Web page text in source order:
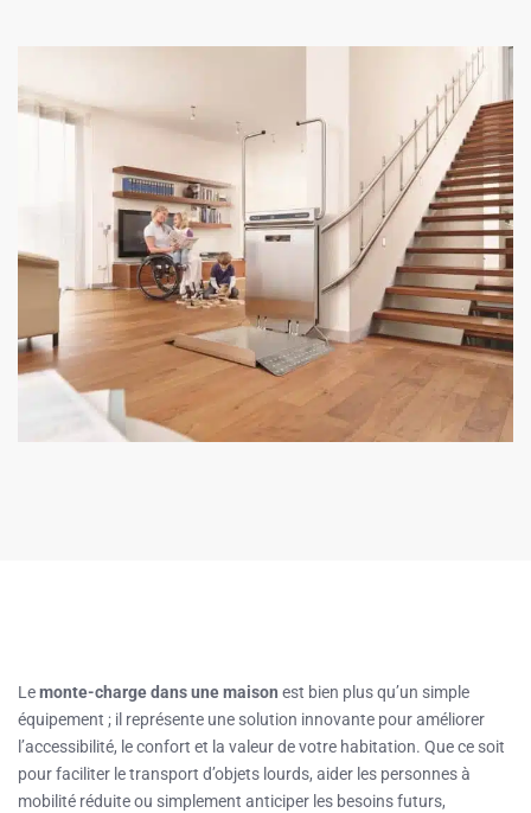
Lemonte-charge dans une maison est bien plus qu’un simple
équipement ; il représente une solution innovante pour améliorer
l’accessibilité, le confort et la valeur de votre habitation. Que ce soit
pour faciliter le transport d’objets lourds, aider les personnes à
mobilité réduite ou simplement anticiper les besoins futurs,